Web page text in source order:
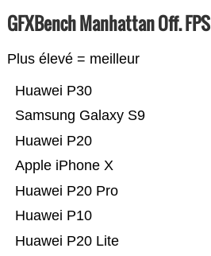
GFXBench Manhattan Off. FPS
Plus élevé = meilleur
Huawei P20 Lite
Huawei P10
Huawei P20 Pro
Apple iPhone X
Huawei P20
Samsung Galaxy S9
Huawei P30